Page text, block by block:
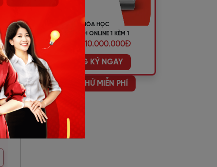
KHÓA HỌC
TIẾNG ANH ONLINE 1 KÈM 1
ƯU ĐÃI 10.000.000Đ
ĐĂNG KÝ NGAY
HỌC THỬ MIỄN PHÍ